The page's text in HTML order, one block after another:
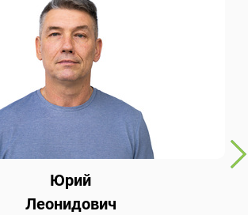
Юрий
Леонидович